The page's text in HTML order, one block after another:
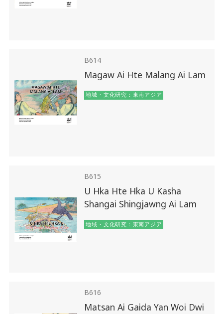
B614
Magaw Ai Hte Malang Ai Lam
地域・文化研究：東南アジア
B615
U Hka Hte Hka U Kasha
Shangai Shingjawng Ai Lam
地域・文化研究：東南アジア
B616
Matsan Ai Gaida Yan Woi Dwi